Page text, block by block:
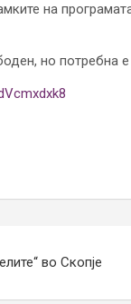
на
но потребна
во Скопје